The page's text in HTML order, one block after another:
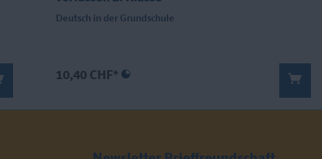
Deutsch in der Grundschule
10,40 CHF*